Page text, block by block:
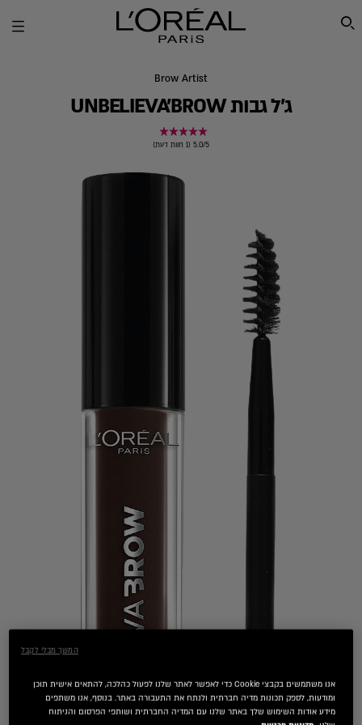
SEARCH THIS SITE
Brow Artist
ג'ל גבות UNBELIEVA'BROW
5.0/5 (1 חוות דעת)
אנו משתמשים בקבצי Cookie כדי לאפשר לאתר שלנו לפעול כהלכה, להתאים אישית תוכן
ומודעות, לספק תכונות מדיה חברתית ולנתח את התעבורה באתר. בנוסף, אנו משתפים
מידע אודות השימוש שלך באתר שלנו עם המדיה החברתית ושותפי הפרסום והניתוח
המשך מבלי לקבל